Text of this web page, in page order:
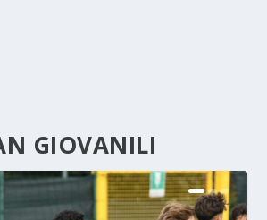
GIOVANILI